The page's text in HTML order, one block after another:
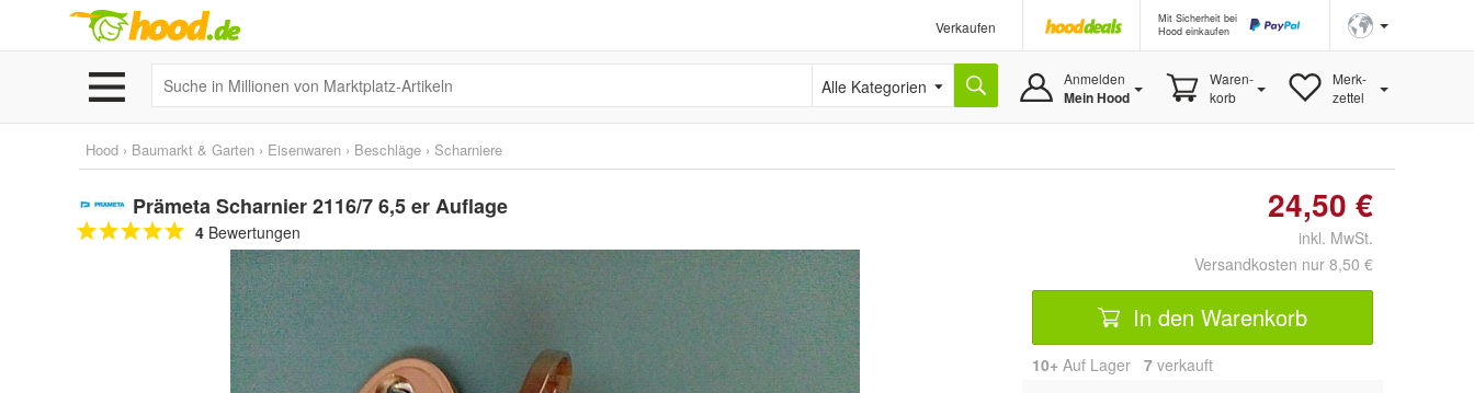
Verkaufen
Mit Sicherheit bei
Hood einkaufen
Alle Kategorien Anmelden
Mein Hood
Waren-
korb
Merk-
zettel
Hood › Baumarkt & Garten › Eisenwaren › Beschläge › Scharniere
Prämeta Scharnier 2116/7 6,5 er Auflage
4 Bewertungen
24,50 €
inkl. MwSt.
Versandkosten nur 8,50 €
In den Warenkorb
10+ Auf Lager 7 verkauft